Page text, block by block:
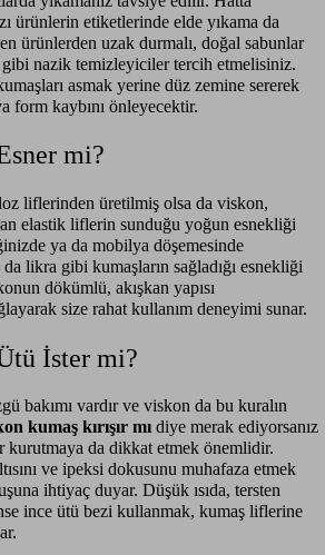
ürünlerin etiketlerinde elde yıkama da
ürünlerden uzak durmalı, doğal sabunlar
gibi nazik temizleyiciler tercih etmelisiniz.
asmak yerine düz zemine sererek
form kaybını önleyecektir.
mi?
liflerinden üretilmiş olsa da viskon,
elastik liflerin sunduğu yoğun esnekliği
ya da mobilya döşemesinde
likra gibi kumaşların sağladığı esnekliği
dökümlü, akışkan yapısı
size rahat kullanım deneyimi sunar.
İster mi?
bakımı vardır ve viskon da bu kuralın
kumaş kırışır mı diye merak ediyorsanız
kurutmaya da dikkat etmek önemlidir.
ve ipeksi dokusunu muhafaza etmek
ihtiyaç duyar. Düşük ısıda, tersten
ince ütü bezi kullanmak, kumaş liflerine